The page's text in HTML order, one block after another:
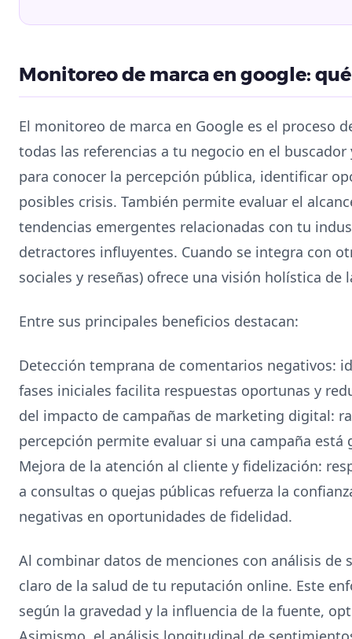
Monitoreo de marca en google:
El monitoreo de marca en Google es el proceso
todas las referencias a tu negocio en el
para conocer la percepción pública, identificar
posibles crisis. También permite evaluar el
tendencias emergentes relacionadas con tu
detractores influyentes. Cuando se integra con
sociales y reseñas) ofrece una visión holística de
Entre sus principales beneficios destacan:
Detección temprana de comentarios negativos:
fases iniciales facilita respuestas oportunas y
del impacto de campañas de marketing digital:
percepción permite evaluar si una campaña está
Mejora de la atención al cliente y fidelización:
a consultas o quejas públicas refuerza la
negativas en oportunidades de fidelidad.
Al combinar datos de menciones con análisis
claro de la salud de tu reputación online. Este
según la gravedad y la influencia de la fuente,